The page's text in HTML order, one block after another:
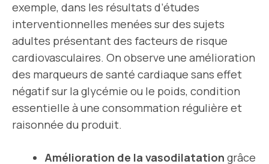
exemple, dans les résultats d’études
interventionnelles menées sur des sujets
adultes présentant des facteurs de risque
cardiovasculaires. On observe une amélioration
des marqueurs de santé cardiaque sans effet
négatif sur la glycémie ou le poids, condition
essentielle à une consommation régulière et
raisonnée du produit.
Amélioration de la vasodilatation grâce